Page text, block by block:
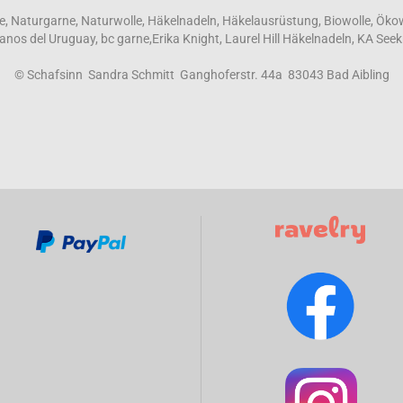
Naturgarne, Naturwolle, Häkelnadeln, Häkelausrüstung, Biowolle,
del Uruguay, bc garne,Erika Knight, Laurel Hill Häkelnadeln, KA
© Schafsinn Sandra Schmitt Ganghoferstr. 44a 83043 Bad Aibling